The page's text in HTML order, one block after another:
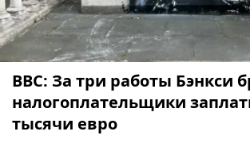
ВВС: За три работы Бэнкси
налогоплательщики
тысячи евро